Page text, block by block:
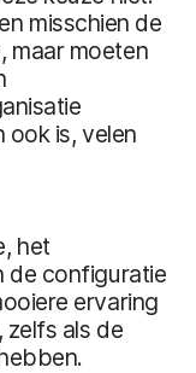
misschien de
maar moeten
ook is, velen
het
de configuratie
ervaring
zelfs als de